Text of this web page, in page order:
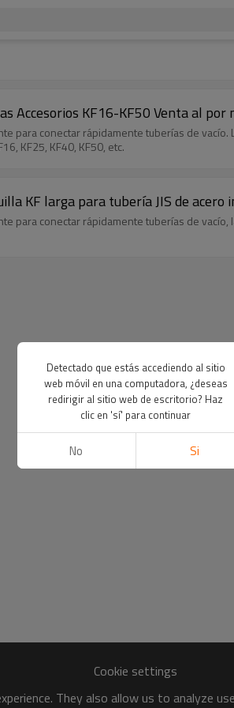
Accesorios KF16-KF50 Venta al por
para conectar rápidamente tuberías de
KF25, KF40, KF50, etc.
KF larga para tubería JIS de
para conectar rápidamente tuberías de
Cookie settings
They also allow us to analyze
Detectado que estás accediendo al sitio
web móvil en una computadora, ¿deseas
redirigir al sitio web de escritorio? Haz
clic en 'sí' para continuar
No Si